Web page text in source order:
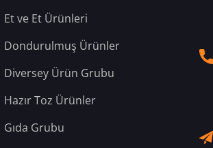
Et ve Et Ürünleri
Dondurulmuş Ürünler
Diversey Ürün Grubu
Hazır Toz Ürünler
Gıda Grubu